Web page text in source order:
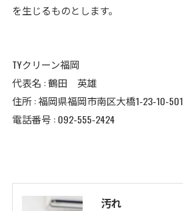
を生じるものとします。
TYクリーン福岡
代表名 : 鶴田 英雄
住所 : 福岡県福岡市南区大橋1-23-10-501
電話番号 : 092-555-2424
汚れ